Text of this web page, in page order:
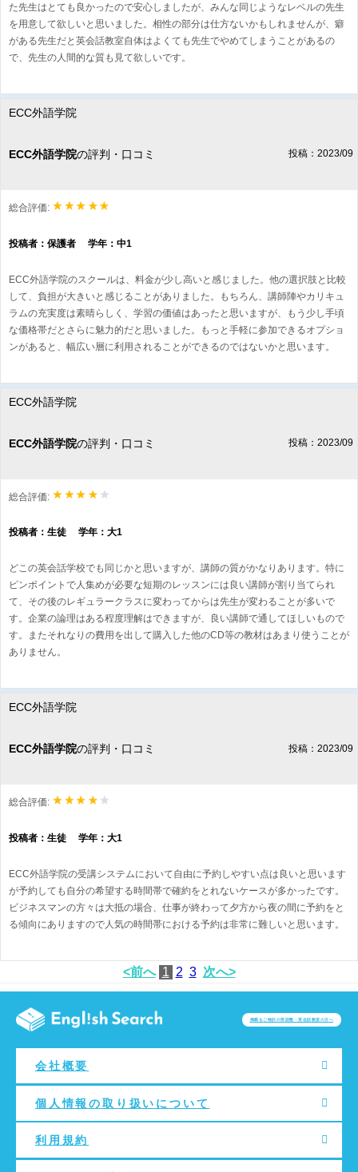
た先生はとても良かったので安心しましたが、みんな同じようなレベルの先生
を用意して欲しいと思いました。相性の部分は仕方ないかもしれませんが、癖
がある先生だと英会話教室自体はよくても先生でやめてしまうことがあるの
で、先生の人間的な質も見て欲しいです。
ECC外語学院
ECC外語学院の評判・口コミ 投稿：2023/09
総合評価:
投稿者：保護者 学年：中1
ECC外語学院のスクールは、料金が少し高いと感じました。他の選択肢と比較
して、負担が大きいと感じることがありました。もちろん、講師陣やカリキュ
ラムの充実度は素晴らしく、学習の価値はあったと思いますが、もう少し手頃
な価格帯だとさらに魅力的だと思いました。もっと手軽に参加できるオプショ
ンがあると、幅広い層に利用されることができるのではないかと思います。
ECC外語学院
ECC外語学院の評判・口コミ 投稿：2023/09
総合評価:
投稿者：生徒 学年：大1
どこの英会話学校でも同じかと思いますが、講師の質がかなりあります。特に
ピンポイントで人集めが必要な短期のレッスンには良い講師が割り当てられ
て、その後のレギュラークラスに変わってからは先生が変わることが多いで
す。企業の論理はある程度理解はできますが、良い講師で通してほしいもので
す。またそれなりの費用を出して購入した他のCD等の教材はあまり使うことが
ありません。
ECC外語学院
ECC外語学院の評判・口コミ 投稿：2023/09
総合評価:
投稿者：生徒 学年：大1
ECC外語学院の受講システムにおいて自由に予約しやすい点は良いと思います
が予約しても自分の希望する時間帯で確約をとれないケースが多かったです。
ビジネスマンの方々は大抵の場合、仕事が終わって夕方から夜の間に予約をと
る傾向にありますので人気の時間帯における予約は非常に難しいと思います。
<前へ 1 2 3 次へ>
掲載をご検討の英語塾・英会話教室の方へ
会社概要
個人情報の取り扱いについて
利用規約